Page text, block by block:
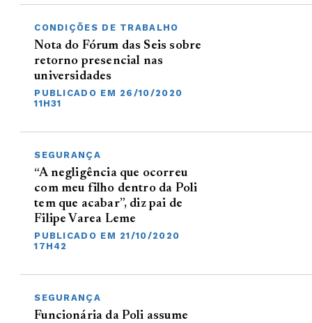
CONDIÇÕES DE TRABALHO
Nota do Fórum das Seis sobre
retorno presencial nas
universidades
PUBLICADO EM 26/10/2020
11H31
SEGURANÇA
“A negligência que ocorreu
com meu filho dentro da Poli
tem que acabar”, diz pai de
Filipe Varea Leme
PUBLICADO EM 21/10/2020
17H42
SEGURANÇA
Funcionária da Poli assume